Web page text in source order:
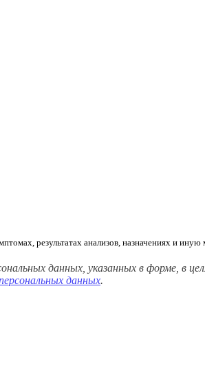
результатах анализов, назначениях и
данных, указанных в форме, в
данных.